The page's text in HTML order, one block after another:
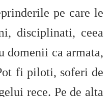
pe care le
disciplinati, ceea
domenii ca armata,
fi piloti, soferi de
rece. Pe de alta